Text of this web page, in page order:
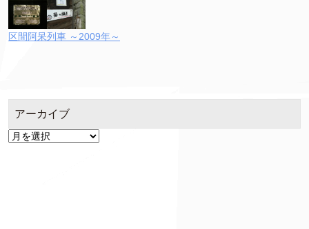
区間阿呆列車 ～2009年～
アーカイブ
ア